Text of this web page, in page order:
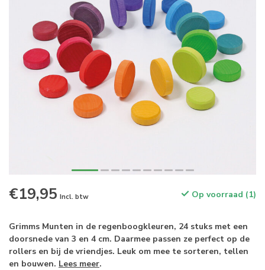
€19,95 Incl. btw Op voorraad (1)
Grimms Munten in de regenboogkleuren, 24 stuks met een
doorsnede van 3 en 4 cm. Daarmee passen ze perfect op de
rollers en bij de vriendjes. Leuk om mee te sorteren, tellen
en bouwen. Lees meer.